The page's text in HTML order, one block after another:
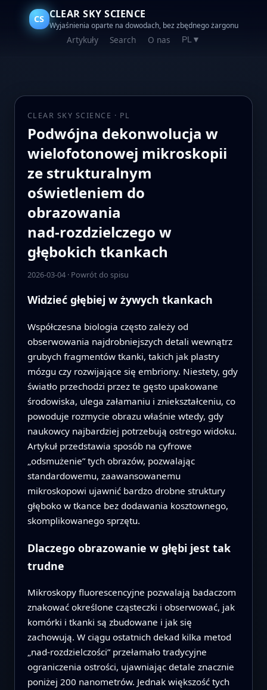
CS CLEAR SKY SCIENCE
Wyjaśnienia oparte na dowodach, bez zbędnego żargonu
Artykuły Search O nas PL▼
CLEAR SKY SCIENCE · PL
Podwójna dekonwolucja w
wielofotonowej mikroskopii
ze strukturalnym
oświetleniem do
obrazowania
nad‑rozdzielczego w
głębokich tkankach
2026-03-04· Powrót do spisu
Widzieć głębiej w żywych tkankach
Współczesna biologia często zależy od
obserwowania najdrobniejszych detali wewnątrz
grubych fragmentów tkanki, takich jak plastry
mózgu czy rozwijające się embriony. Niestety, gdy
światło przechodzi przez te gęsto upakowane
środowiska, ulega załamaniu i zniekształceniu, co
powoduje rozmycie obrazu właśnie wtedy, gdy
naukowcy najbardziej potrzebują ostrego widoku.
Artykuł przedstawia sposób na cyfrowe
„odsmużenie” tych obrazów, pozwalając
standardowemu, zaawansowanemu
mikroskopowi ujawnić bardzo drobne struktury
głęboko w tkance bez dodawania kosztownego,
skomplikowanego sprzętu.
Dlaczego obrazowanie w głębi jest tak
trudne
Mikroskopy fluorescencyjne pozwalają badaczom
znakować określone cząsteczki i obserwować, jak
komórki i tkanki są zbudowane i jak się
zachowują. W ciągu ostatnich dekad kilka metod
„nad‑rozdzielczości” przełamało tradycyjne
ograniczenia ostrości, ujawniając detale znacznie
poniżej 200 nanometrów. Jednak większość tych